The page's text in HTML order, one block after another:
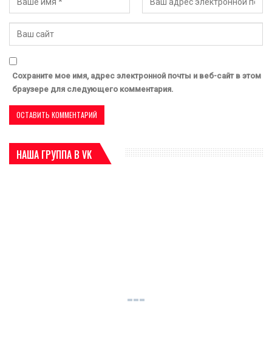
Сохраните мое имя, адрес электронной почты и веб-сайт в этом
браузере для следующего комментария.
НАША ГРУППА В VK